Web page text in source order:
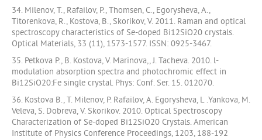
34. Milenov, T., Rafailov, P., Thomsen, C., Egorysheva, A.,
Titorenkova, R., Kostova, B., Skorikov, V. 2011. Raman and optical
spectroscopy characteristics of Se-doped Bi12SiO20 crystals.
Optical Materials, 33 (11), 1573-1577. ISSN: 0925-3467.
35. Petkova P., B. Kostova, V. Marinova,, J. Tacheva. 2010. l-
modulation absorption spectra and photochromic effect in
Bi12SiO20:Fe single crystal. Phys: Conf. Ser. 15. 012070.
36. Kostova B., T. Milenov, P. Rafailov, A. Egorysheva, L .Yankova, M.
Veleva, S. Dobreva, V. Skorikov. 2010. Optical Spectroscopy
Characterization of Se-doped Bi12SiO20 Crystals. American
Institute of Physics Conference Proceedings, 1203, 188-192